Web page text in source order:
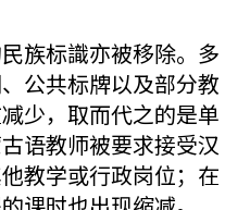
族标識亦被移除。多
公共标牌以及部分教
少，取而代之的是单
语教师被要求接受汉
教学或行政岗位；在